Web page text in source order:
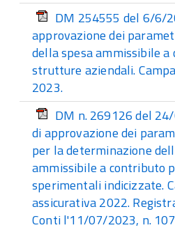
DM 254555 del 6/6/
approvazione dei
della spesa ammissibile
strutture aziendali.
2023.
DM n. 269126 del
di approvazione dei
per la determinazione
ammissibile a contributo
sperimentali indicizzate.
assicurativa 2022.
Conti l'11/07/2023, n.